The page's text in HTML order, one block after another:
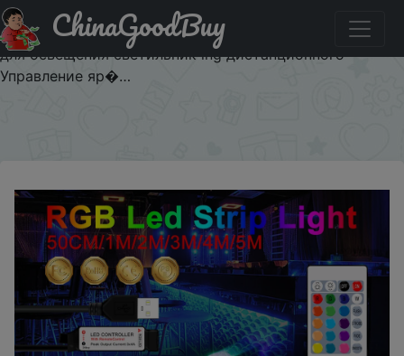
Код на знижку $2/2 5V светильник полосы USB лента
RGB светодиодные лампы гибкая светодиодная лента
для освещения светильник ing дистанционного
Управление яр�…
ChinaGoodBuy